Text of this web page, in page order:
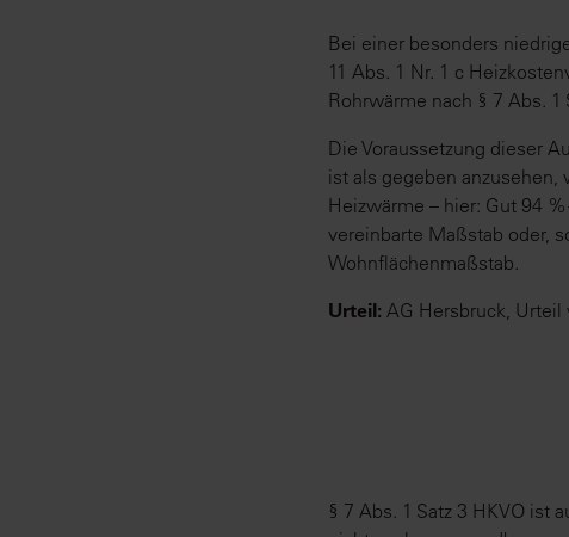
Bei einer besonders
11 Abs. 1 Nr. 1 c
Rohrwärme nach § 7 Abs.
Die Voraussetzung dieser
ist als gegeben anzusehen,
Heizwärme – hier: Gut 94
vereinbarte Maßstab oder,
Wohnflächenmaßstab.
Urteil: AG Hersbruck, Urteil
§ 7 Abs. 1 Satz 3 HKVO ist